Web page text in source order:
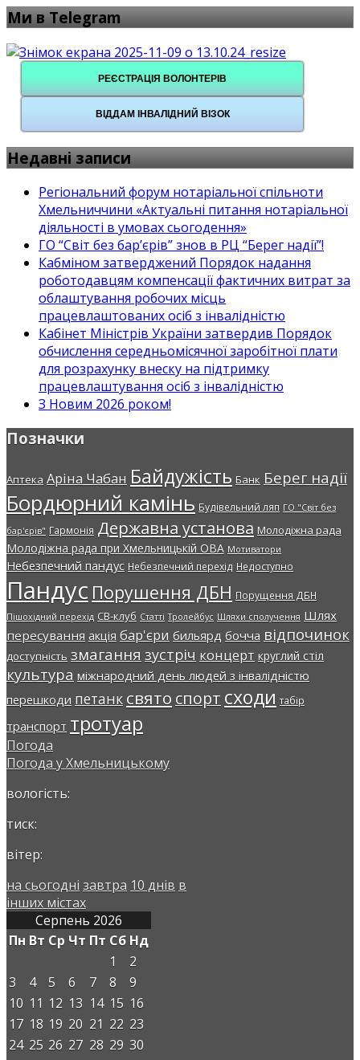
Ми в Telegram
РЕЄСТРАЦІЯ ВОЛОНТЕРІВ
ВІДДАМ ІНВАЛІДНИЙ ВІЗОК
Недавні записи
Регіональний форум нотаріальної спільноти
Хмельниччини «Актуальні питання нотаріальної
діяльності в умовах сьогодення»
ГО “Світ без бар’єрів” знов в РЦ “Берег надії”!
Кабміном затверджений Порядок надання
роботодавцям компенсації фактичних витрат за
облаштування робочих місць
працевлаштованих осіб з інвалідністю
Кабінет Міністрів України затвердив Порядок
обчислення середньомісячної заробітної плати
для розрахунку внеску на підтримку
працевлаштування осіб з інвалідністю
З Новим 2026 роком!
Позначки
Аптека Аріна Чабан Байдужість Банк Берег надії
Бордюрний камінь Будівельний ляп ГО "Світ без
бар'єрів" Гармонія Державна установа Молодіжна рада
Молодіжна рада при Хмельницькій ОВА Мотиватори
Небезпечний пандус Небезпечний перехід Недоступно
Пандус Порушення ДБН Порущення ДБН
Пішохідний перехід СВ-клуб Статті Тролейбус Шляхи сполучення Шлях
пересування акція бар'єри бильярд бочча відпочинок
доступність змагання зустріч концерт круглий стіл
культура міжнародний день людей з інвалідністю
перешкоди петанк свято спорт сходи табір
транспорт тротуар
Погода
Погода уХмельницькому
вологість:
тиск:
вітер:
на сьогодні завтра 10 днів в
інших містах
Серпень 2026
Пн Вт Ср Чт Пт Сб Нд
1
2
3
4 5 6 7 8
9
10 11 12 13 14 15 16
17 18 19 20 21 22 23
24 25 26 27 28 29 30